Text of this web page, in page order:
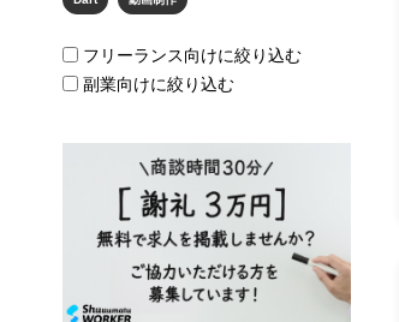
フリーランス向けに絞り込む
副業向けに絞り込む